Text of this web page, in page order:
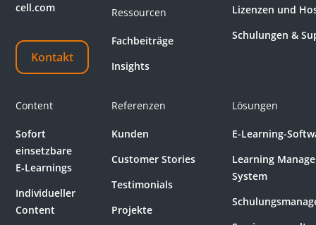
cell.com
Kontakt
Ressourcen
Fachbeiträge
Insights
Lizenzen und
Schulungen &
Content
Sofort
einsetzbare
E‑Learnings
Individueller
Content
Referenzen
Kunden
Customer Stories
Testimonials
Projekte
Lösungen
E-Learning-
Learning
System